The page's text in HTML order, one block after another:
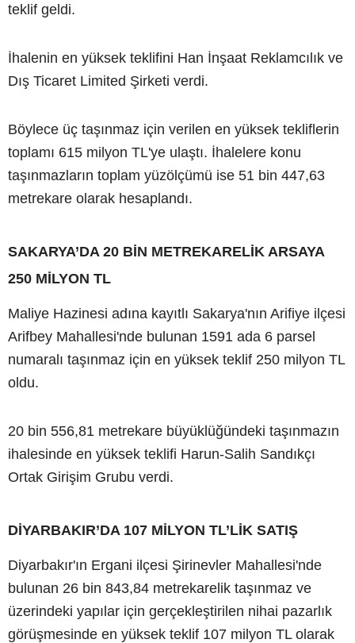
teklif geldi.
İhalenin en yüksek teklifini Han İnşaat Reklamcılık ve
Dış Ticaret Limited Şirketi verdi.
Böylece üç taşınmaz için verilen en yüksek tekliflerin
toplamı 615 milyon TL'ye ulaştı. İhalelere konu
taşınmazların toplam yüzölçümü ise 51 bin 447,63
metrekare olarak hesaplandı.
SAKARYA’DA 20 BİN METREKARELİK ARSAYA
250 MİLYON TL
Maliye Hazinesi adına kayıtlı Sakarya'nın Arifiye ilçesi
Arifbey Mahallesi'nde bulunan 1591 ada 6 parsel
numaralı taşınmaz için en yüksek teklif 250 milyon TL
oldu.
20 bin 556,81 metrekare büyüklüğündeki taşınmazın
ihalesinde en yüksek teklifi Harun-Salih Sandıkçı
Ortak Girişim Grubu verdi.
DİYARBAKIR’DA 107 MİLYON TL’LİK SATIŞ
Diyarbakır'ın Ergani ilçesi Şirinevler Mahallesi'nde
bulunan 26 bin 843,84 metrekarelik taşınmaz ve
üzerindeki yapılar için gerçekleştirilen nihai pazarlık
görüşmesinde en yüksek teklif 107 milyon TL olarak